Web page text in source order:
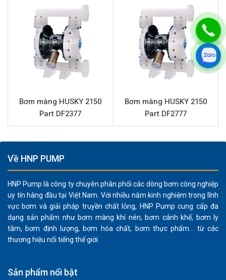
716 Part D53D07 được chế tạo với
các vật liệu cao cấp, đảm bảo tuổi thọ và hiệu suất vượt
trội trong môi trường công nghiệp khắc nghiệt. Cấu trúc
nhôm bền bỉ cùng phần trung tâm Polypropylen mang lại
khả năng chống chịu ăn mòn và mài mòn hiệu quả.
Màng bơm bằng cao su Buna cùng đế bi Urethane
với nhiều loại chất lỏng.
Vật liệu nhôm chắc chắn cho vỏ bơm, tăng cường độ
bền và khả năng chống chịu va đập trong môi trường
công nghiệp.
Phần trung tâm bằng Polypropylen chịu hóa chất tốt,
phù hợp cho nhiều môi trường làm việc có tính ăn
mòn.
Màng Buna và đế bi Urethane Duckbill tối ưu hóa khả
năng bơm các chất lỏng có độ nhớt và chứa hạt rắn
nhỏ.
Khả năng xử lý chất rắn lên đến 2.5 mm, mở rộng
Thiết kế bơm màng khí nén an toàn cho các môi
Bơm màng HUSKY 2150
Part DF2377
Bơm màng HUSKY 2150
Part DF2777
Về HNP PUMP
HNP Pump là công ty chuyên phân phối các dòng bơm công nghiệp
uy tín hàng đầu tại Việt Nam. Với nhiều năm kinh nghiệm trong lĩnh
vực bơm và giải pháp truyền chất lỏng, HNP Pump cung cấp đa
dạng sản phẩm như bơm màng khí nén, bơm cánh khế, bơm ly
tâm, bơm định lượng, bơm hóa chất, bơm thực phẩm... từ các
thương hiệu nổi tiếng thế giới.
Sản phẩm nổi bật